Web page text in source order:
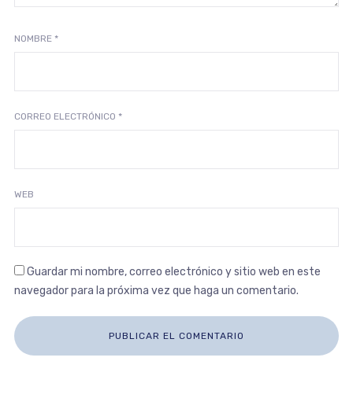
NOMBRE *
CORREO ELECTRÓNICO *
WEB
Guardar mi nombre, correo electrónico y sitio web en este
navegador para la próxima vez que haga un comentario.